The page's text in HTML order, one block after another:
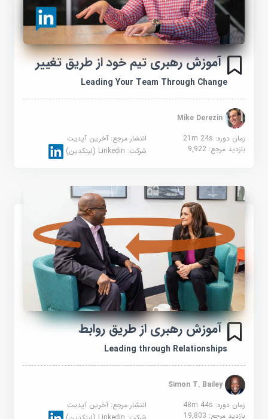
آموزش رهبری تیم خود از طریق تغییر
Leading Your Team Through Change
Mike Derezin
زمان دوره: 21m 24s
انتشار مرجع:آخرین آپدیت
بازدید مرجع:9,922 شرکت:Linkedin (لینکدین)
آموزش رهبری از طریق روابط
Leading through Relationships
Simon T. Bailey
زمان دوره: 48m 44s
انتشار مرجع:آخرین آپدیت
بازدید مرجع:19,803